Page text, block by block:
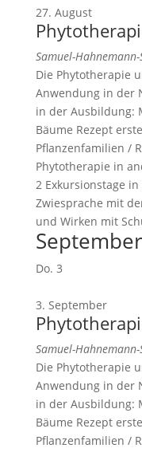
27. August
Samuel-Hahnemann-
Die Phytotherapie
Anwendung in der
in der Ausbildung:
Bäume Rezept
Pflanzenfamilien /
Phytotherapie in
2 Exkursionstage
Zwiesprache mit
und Wirken mit
Do. 3
3. September
Samuel-Hahnemann-
Die Phytotherapie
Anwendung in der
in der Ausbildung:
Bäume Rezept
Pflanzenfamilien /